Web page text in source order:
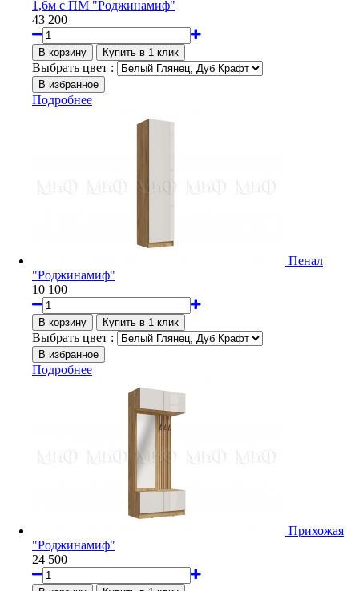
1,6м с ПМ "Роджинамиф"
43 200
Выбрать цвет :
Подробнее
Пенал
"Роджинамиф"
10 100
Выбрать цвет :
Подробнее
Прихожая
"Роджинамиф"
24 500